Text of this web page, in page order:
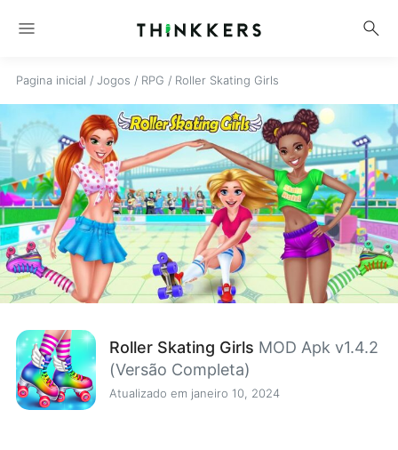
menu search
Pagina inicial / Jogos / RPG / Roller Skating Girls
Roller Skating Girls MOD Apk v1.4.2
(Versão Completa)
Atualizado em janeiro 10, 2024